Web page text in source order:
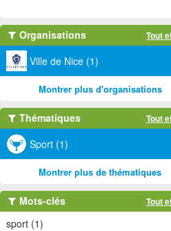
Organisations Tout
Ville de Nice (1)
Montrer plus d'organisations
Thématiques Tout
Sport (1)
Montrer plus de thématiques
Mots-clés Tout
sport (1)